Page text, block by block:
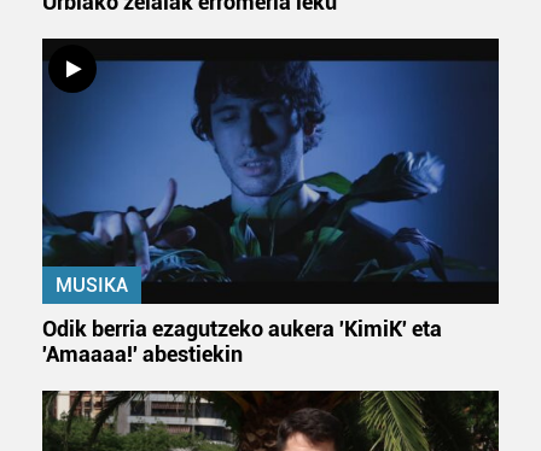
MUSIKA
Odik berria ezagutzeko aukera 'KimiK' eta
'Amaaaa!' abestiekin